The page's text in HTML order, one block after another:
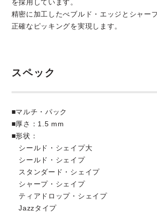
を採用しています。
精密に加工したべブルド・エッジとシャー
正確なピッキングを実現します。
スペック
■マルチ・パック
■厚さ：1.5 mm
■形状：
シールド・シェイプ大
シールド・シェイプ
スタンダード・シェイプ
シャープ・シェイプ
ティアドロップ・シェイプ
Jazzタイプ